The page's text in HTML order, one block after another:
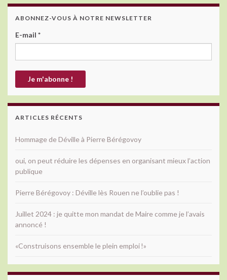
ABONNEZ-VOUS À NOTRE NEWSLETTER
E-mail *
ARTICLES RÉCENTS
Hommage de Déville à Pierre Bérégovoy
oui, on peut réduire les dépenses en organisant mieux l’action
publique
Pierre Bérégovoy : Déville lès Rouen ne l’oublie pas !
Juillet 2024 : je quitte mon mandat de Maire comme je l’avais
annoncé !
«Construisons ensemble le plein emploi !»